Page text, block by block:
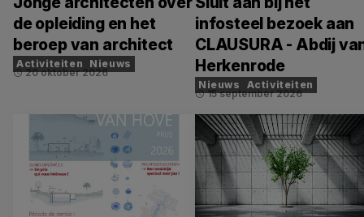
de opleiding en het
beroep van architect
Activiteiten Nieuws
schedule20 oktober 2026
infosteel bezoek aan
CLAUSURA - Abdij
Herkenrode
Nieuws Activiteiten
schedule15 september 2026